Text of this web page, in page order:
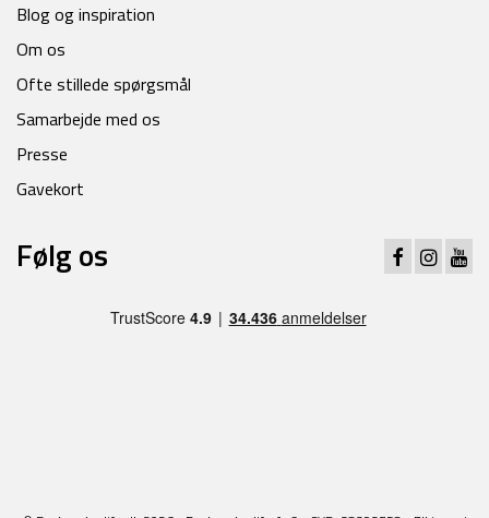
Blog og inspiration
Om os
Ofte stillede spørgsmål
Samarbejde med os
Presse
Gavekort
Følg os